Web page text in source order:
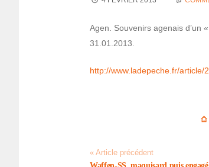
Agen. Souve­nirs agenais d’un
31.01.2013.
http://www.lade­peche.fr/
« Article précédent